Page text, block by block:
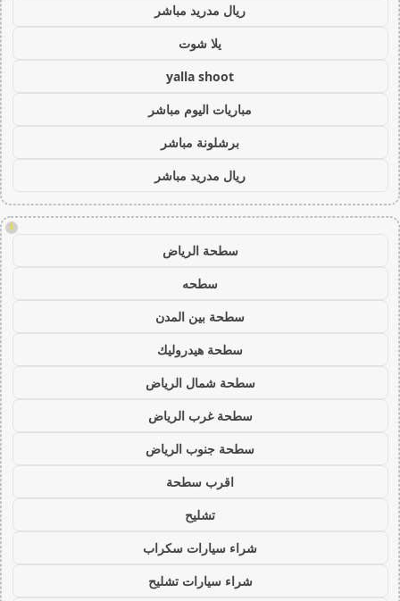
ريال مدريد مباشر
يلا شوت
yalla shoot
مباريات اليوم مباشر
برشلونة مباشر
ريال مدريد مباشر
!
سطحة الرياض
سطحه
سطحة بين المدن
سطحة هيدروليك
سطحة شمال الرياض
سطحة غرب الرياض
سطحة جنوب الرياض
اقرب سطحة
تشليح
شراء سيارات سكراب
شراء سيارات تشليح